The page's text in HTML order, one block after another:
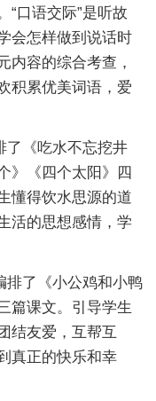
“口语交际”是听故
会怎样做到说话时
内容的综合考查，
积累优美词语，爱
《吃水不忘挖井
》《四个太阳》四
懂得饮水思源的道
活的思想感情，学
了《小公鸡和小鸭
篇课文。引导学生
结友爱，互帮互
真正的快乐和幸